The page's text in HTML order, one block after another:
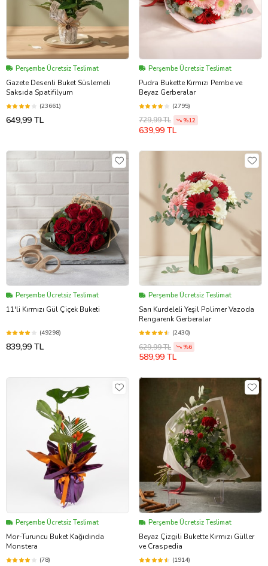
Perşembe Ücretsiz Teslimat
Gazete Desenli Buket Süslemeli
Saksıda Spatifilyum
(23661)
649,99 TL
Perşembe Ücretsiz Teslimat
Pudra Bukette Kırmızı Pembe ve
Beyaz Gerberalar
(2795)
729,99 TL %12
639,99 TL
Perşembe Ücretsiz Teslimat
11'li Kırmızı Gül Çiçek Buketi
(49298)
839,99 TL
Perşembe Ücretsiz Teslimat
Sarı Kurdeleli Yeşil Polimer Vazoda
Rengarenk Gerberalar
(2430)
629,99 TL %6
589,99 TL
Perşembe Ücretsiz Teslimat
Mor-Turuncu Buket Kağıdında
Monstera
(78)
Perşembe Ücretsiz Teslimat
Beyaz Çizgili Bukette Kırmızı Güller
ve Craspedia
(1914)